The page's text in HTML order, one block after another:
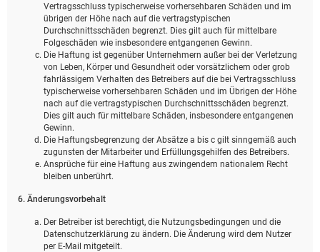
Vertragsschluss typischerweise vorhersehbaren Schäden und im
übrigen der Höhe nach auf die vertragstypischen
Durchschnittsschäden begrenzt. Dies gilt auch für mittelbare
Folgeschäden wie insbesondere entgangenen Gewinn.
Die Haftung ist gegenüber Unternehmern außer bei der Verletzung
von Leben, Körper und Gesundheit oder vorsätzlichem oder grob
fahrlässigem Verhalten des Betreibers auf die bei Vertragsschluss
typischerweise vorhersehbaren Schäden und im Übrigen der Höhe
nach auf die vertragstypischen Durchschnittsschäden begrenzt.
Dies gilt auch für mittelbare Schäden, insbesondere entgangenen
Gewinn.
Die Haftungsbegrenzung der Absätze a bis c gilt sinngemäß auch
zugunsten der Mitarbeiter und Erfüllungsgehilfen des Betreibers.
Ansprüche für eine Haftung aus zwingendem nationalem Recht
bleiben unberührt.
6. Änderungsvorbehalt
Der Betreiber ist berechtigt, die Nutzungsbedingungen und die
Datenschutzerklärung zu ändern. Die Änderung wird dem Nutzer
per E-Mail mitgeteilt.